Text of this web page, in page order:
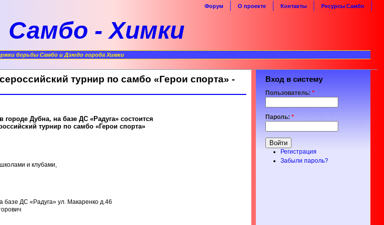
Ресурсы Самбо
Контакты
О проекте
Форум
Самбо - Химки
борьбы Самбо и Дзюдо города Химки
турнир по самбо «Герои спорта» -
городе Дубна, на базе ДС «Радуга» состоится
турнир по самбо «Герои спорта»
и клубами,
базе ДС «Радуга» ул. Макаренко д.46
Вход в систему
Пользователь: *
Пароль: *
Регистрация
Забыли пароль?